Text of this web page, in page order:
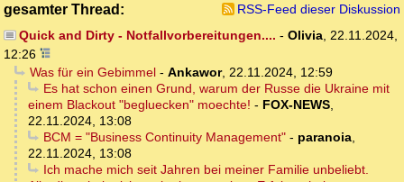
gesamter Thread:
RSS-Feed dieser Diskussion
Quick and Dirty - Notfallvorbereitungen.... - Olivia, 22.11.2024,
12:26
Was für ein Gebimmel- Ankawor, 22.11.2024, 12:59
Es hat schon einen Grund, warum der Russe die Ukraine mit
einem Blackout "begluecken" moechte! - FOX-NEWS,
22.11.2024, 13:08
BCM = "Business Continuity Management"- paranoia,
22.11.2024, 13:08
Ich mache mich seit Jahren bei meiner Familie unbeliebt.